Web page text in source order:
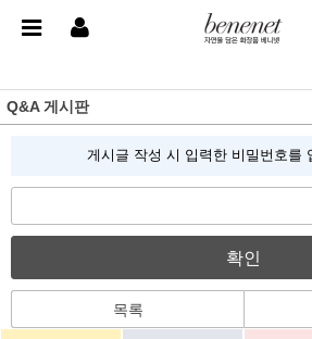
Q&A 게시판
게시글 작성 시 입력한 비밀번호를
확인
목록